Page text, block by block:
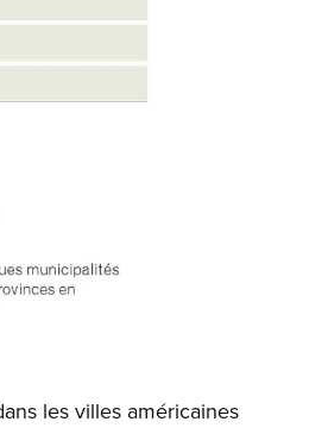
les villes américaines